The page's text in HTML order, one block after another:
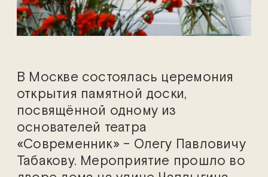
В Москве состоялась церемония
открытия памятной доски,
посвящённой одному из
основателей театра
«Современник» – Олегу Павловичу
Табакову. Мероприятие прошло во